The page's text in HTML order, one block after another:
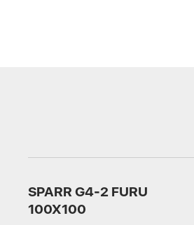
SPARR G4-2 FURU
100X100